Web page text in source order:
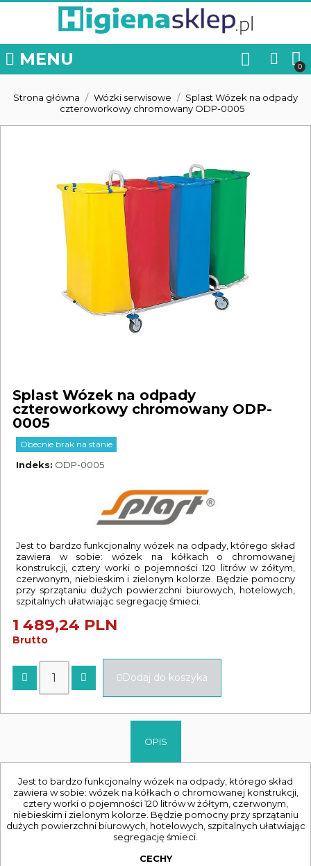
MENU
Strona główna Wózki serwisowe
Splast Wózek na odpady
czteroworkowy chromowany ODP-0005
Splast Wózek na odpady
czteroworkowy chromowany ODP-
0005
Obecnie brak na stanie
Indeks ODP-0005
Jest to bardzo funkcjonalny wózek na odpady, którego skład
zawiera w sobie: wózek na kółkach o chromowanej
konstrukcji, cztery worki o pojemności 120 litrów w żółtym,
czerwonym, niebieskim i zielonym kolorze. Będzie pomocny
przy sprzątaniu dużych powierzchni biurowych, hotelowych,
szpitalnych ułatwiając segregację śmieci.
1 489,24 PLN
Brutto
Dodaj do koszyka
OPIS
Jest to bardzo funkcjonalny wózek na odpady, którego skład
zawiera w sobie: wózek na kółkach o chromowanej konstrukcji,
cztery worki o pojemności 120 litrów w żółtym, czerwonym,
niebieskim i zielonym kolorze. Będzie pomocny przy sprzątaniu
dużych powierzchni biurowych, hotelowych, szpitalnych ułatwiając
segregację śmieci.
CECHY